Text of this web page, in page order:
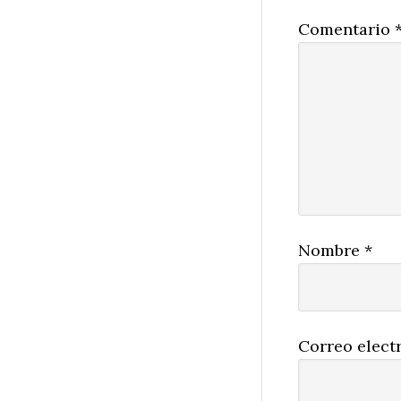
Comentario
Nombre *
Correo